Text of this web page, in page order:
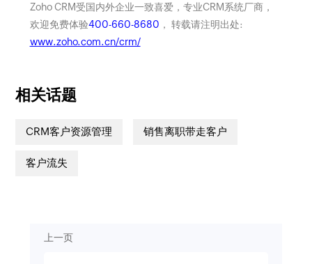
Zoho CRM受国内外企业一致喜爱，专业CRM系统厂商，
欢迎免费体验400-660-8680 ， 转载请注明出处:
www.zoho.com.cn/crm/
相关话题
CRM客户资源管理 销售离职带走客户
客户流失
上一页